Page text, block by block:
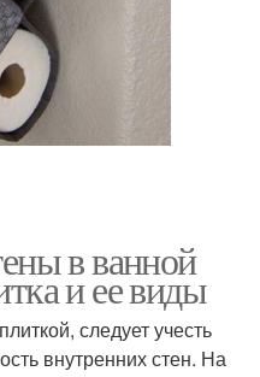
в ванной
и ее виды
следует учесть
внутренних стен. На